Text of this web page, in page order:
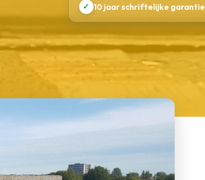
✓ 10 jaar schriftelijke garantie